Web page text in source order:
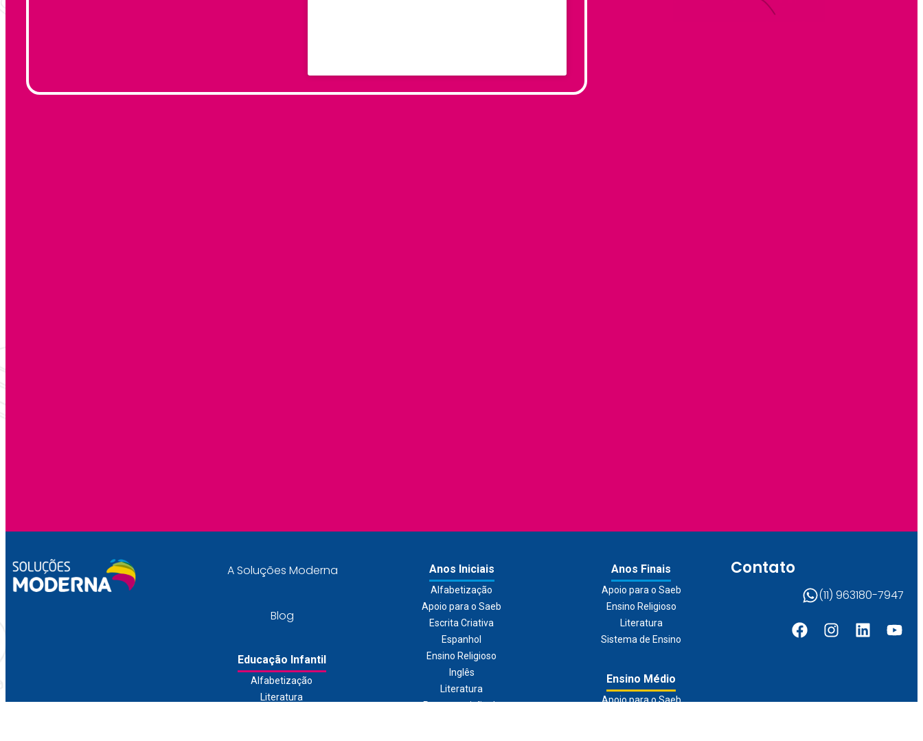
A Soluções Moderna
Blog
Educação Infantil
Alfabetização
Literatura
Anos Iniciais
Alfabetização
Apoio para o Saeb
Escrita Criativa
Espanhol
Ensino Religioso
Inglês
Literatura
Recomposição de
Anos Finais
Apoio para o Saeb
Ensino Religioso
Literatura
Sistema de Ensino
Ensino Médio
Apoio para o Saeb
Contato
(11) 963180-7947